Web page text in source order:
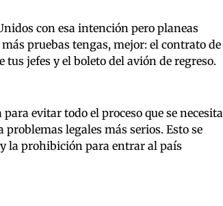
con esa intención pero planeas
pruebas tengas, mejor: el contrato de
jefes y el boleto del avión de regreso.
evitar todo el proceso que se necesita
legales más serios. Esto se
la prohibición para entrar al país